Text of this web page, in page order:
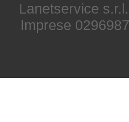
Lanetservice
Imprese